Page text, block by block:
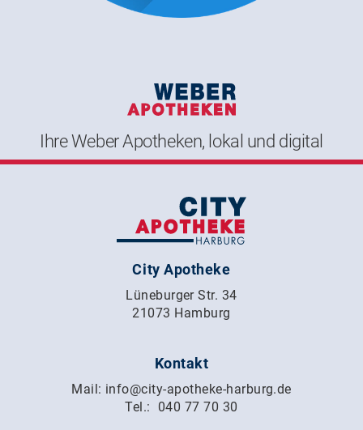
Ihre Weber Apotheken, lokal und digital
City Apotheke
Lüneburger Str. 34
21073 Hamburg
Kontakt
Mail: info@city-apotheke-harburg.de
Tel.: 040 77 70 30